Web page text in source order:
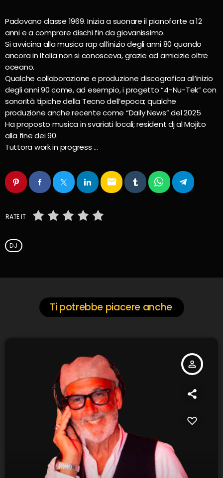
Padovano classe 1969. Inizia a suonare il pianoforte a 12
anni e a comprare dischi fin da giovanissimo.
Si avvicina alla musica rap all’inizio degli anni 80 quando
ancora in Italia non si conosceva, grazie ad amicizie oltre
oceano.
Qualche collaborazione e produzione discografica all’inizio
degli anni 90 come, ad esempio, i progetto “4-Nu-Tek” con
sonorità tipiche della Tecno dell’epoca; qualche
produzione anche recente come “Daily News” del 2025
Ha proposto musica in svariati locali; resident dj al Mojito
alla fine dei 90.
Tuttora work in progress …
email
RATE IT
DJ
Ti potrebbe piacere anche
person_outline